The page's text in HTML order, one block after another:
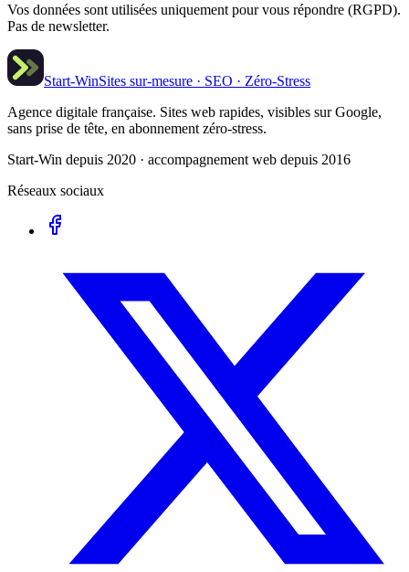
Vos données sont utilisées uniquement pour vous répondre (RGPD).
Pas de newsletter.
Start-WinSites sur-mesure · SEO · Zéro-Stress
Agence digitale française. Sites web rapides, visibles sur Google,
sans prise de tête, en abonnement zéro-stress.
Start-Win depuis 2020 · accompagnement web depuis 2016
Réseaux sociaux